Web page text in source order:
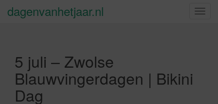
S
dagenvanhetjaar.nl
5 juli – Zwolse
Blauwvingerdagen | Bikini
Dag